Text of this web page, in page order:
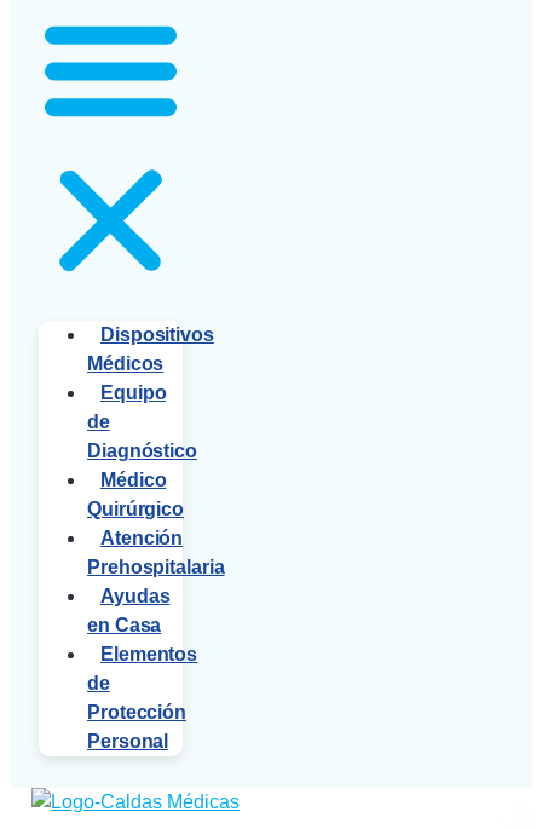
Dispositivos
Médicos
Equipo
de
Diagnóstico
Médico
Quirúrgico
Atención
Prehospitalaria
Ayudas
en Casa
Elementos
de
Protección
Personal